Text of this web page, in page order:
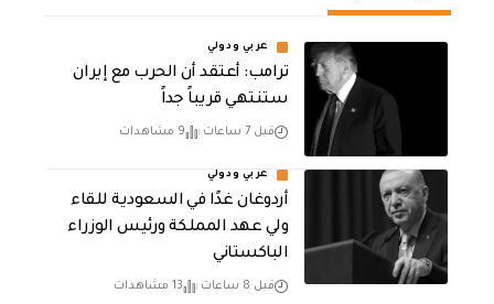
عربي ودولي
‏ترامب: أعتقد أن الحرب مع إيران
ستنتهي قريباً جداً
قبل 7 ساعات 9 مشاهدات
عربي ودولي
أردوغان غدًا في السعودية للقاء
ولي عهد المملكة ورئيس الوزراء
الباكستاني
قبل 8 ساعات 13 مشاهدات